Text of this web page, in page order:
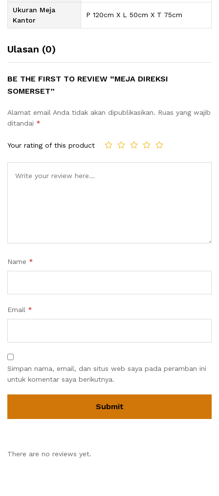
Ukuran Meja
Kantor
P 120cm X L 50cm X T 75cm
Ulasan (0)
BE THE FIRST TO REVIEW “MEJA DIREKSI
SOMERSET”
Alamat email Anda tidak akan dipublikasikan. Ruas yang wajib
ditandai *
Your rating of this product
Name *
Email *
Simpan nama, email, dan situs web saya pada peramban ini
untuk komentar saya berikutnya.
There are no reviews yet.